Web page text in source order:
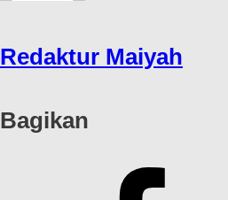
Redaktur Maiyah
Bagikan